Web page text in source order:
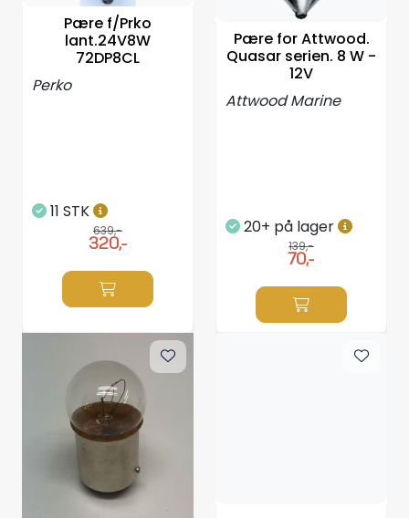
Pære f/Prko
lant.24V8W
72DP8CL
Perko
11 STK
639,-
320,-
Pære for Attwood.
Quasar serien. 8 W -
12V
Attwood Marine
20+ på lager
139,-
70,-